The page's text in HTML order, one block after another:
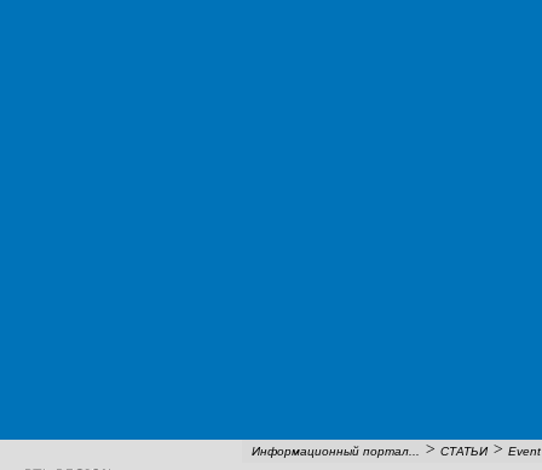
Информационный портал... > СТАТЬИ > Event